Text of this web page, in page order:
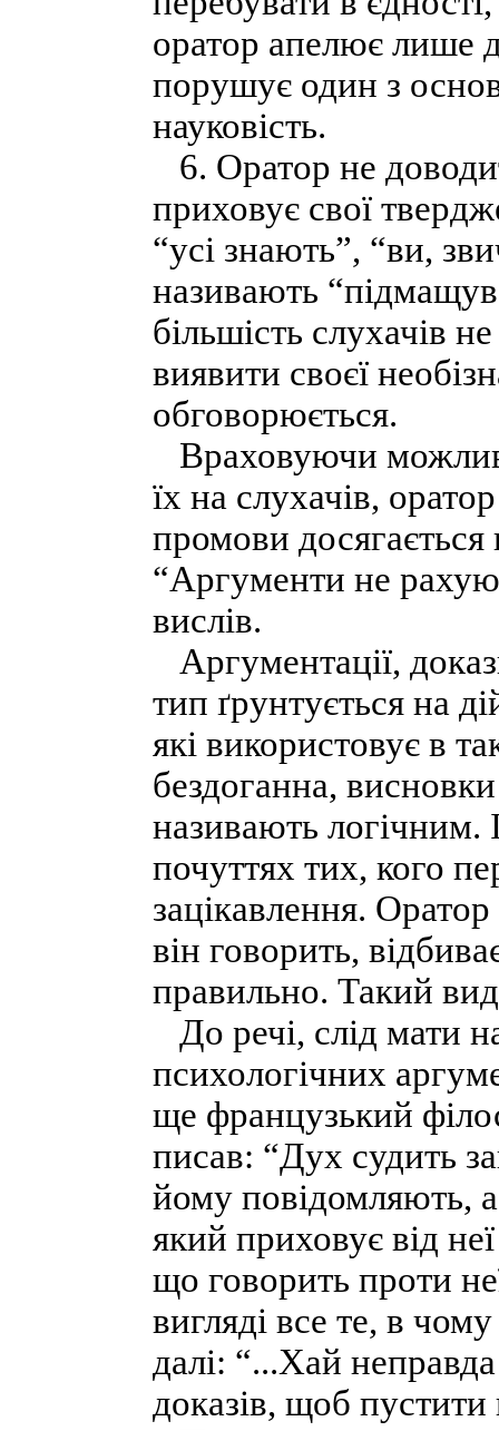
оратор апелює лише
порушує один з
науковість.
6. Оратор не
приховує свої
“усі знають”, “ви,
називають
більшість слухачів
виявити своєї
обговорюється.
Враховуючи
їх на слухачів,
промови досягається
“Аргументи не
вислів.
Аргументації,
тип ґрунтується на
які використовує в
бездоганна,
називають
почуттях тих, кого
зацікавлення.
він говорить,
правильно. Такий
До речі, слід мати
психологічних
ще французький
писав: “Дух судить
йому повідомляють,
який приховує від
що говорить проти
вигляді все те, в
далі: “...Хай
доказів, щоб